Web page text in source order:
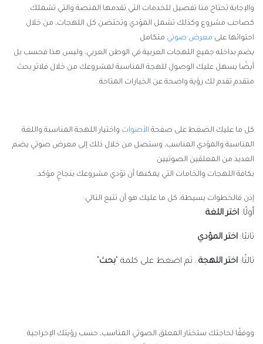
والإجابة تحتاج منا تفصيل للخدمات التي تقدمها المنصة والتي تشملك
كصاحب مشروع وكذلك تشمل المؤدي وتحتضن كل اللهجات، من خلال
احتوائها على معرض صوتي متكامل
يضم بداخله جميع اللهجات العربية في الوطن العربي، وليس هذا فحسب بل
أيضًا يسهل عليك الوصول للهجة المناسبة لمشروعك من خلال فلاتر بحث
متقدم تقدم لك رؤية واضحة عن الخيارات المتاحة.
كل ما عليك الضغط على صفحة الأصوات واختيار اللهجة المناسبة واللغة
المناسبة والمؤدي المناسب، وستصل من خلال ذلك إلى معرض صوتي يضم
العديد من المعلقين الصوتيين
بكافة اللهجات والخامات التي يمكنها أن تؤدي مشروعك بنجاحٍ مؤكد.
إذن فالخطوات بسيطة، كل ما عليك هو أن تتبع التالي:
أولًا: اختر اللغة
ثانيًا: اختر المؤدي
ثالثًا: اختر اللهجة.. ثم اضغط على كلمة " بحث
ووفقًا لحاجتك ستختار المعلق الصوتي المناسب، حسب رؤيتك الإخراجية